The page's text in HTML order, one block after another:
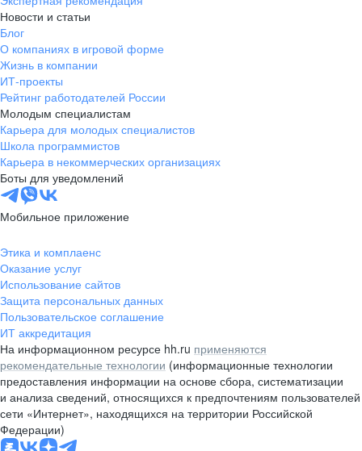
Новости и статьи
Блог
О компаниях в игровой форме
Жизнь в компании
ИТ-проекты
Рейтинг работодателей России
Молодым специалистам
Карьера для молодых специалистов
Школа программистов
Карьера в некоммерческих организациях
Боты для уведомлений
Мобильное приложение
Этика и комплаенс
Оказание услуг
Использование сайтов
Защита персональных данных
Пользовательское соглашение
ИТ аккредитация
На информационном ресурсе hh.ru применяются
рекомендательные технологии (информационные технологии
предоставления информации на основе сбора, систематизации
и анализа сведений, относящихся к предпочтениям пользователей
сети «Интернет», находящихся на территории Российской
Федерации)